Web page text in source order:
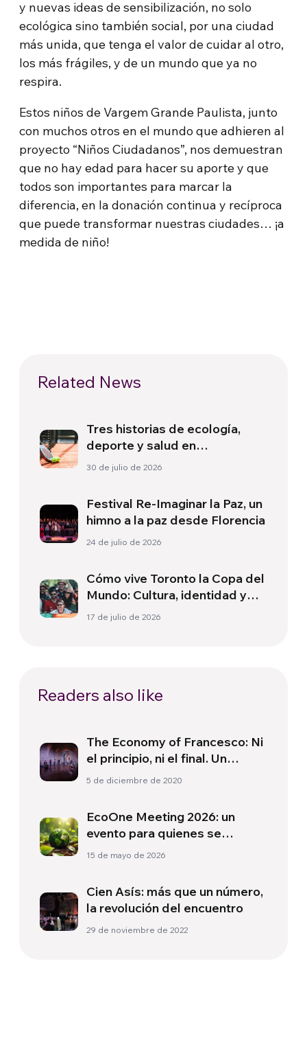
y nuevas ideas de sensibilización, no solo
ecológica sino también social, por una ciudad
más unida, que tenga el valor de cuidar al otro,
los más frágiles, y de un mundo que ya no
respira.
Estos niños de Vargem Grande Paulista, junto
con muchos otros en el mundo que adhieren al
proyecto “Niños Ciudadanos”, nos demuestran
que no hay edad para hacer su aporte y que
todos son importantes para marcar la
diferencia, en la donación continua y recíproca
que puede transformar nuestras ciudades… ¡a
medida de niño!
Related News
Tres historias de ecología,
deporte y salud en
Sudamérica
30 de julio de 2026
Festival Re-Imaginar la Paz, un
himno a la paz desde Florencia
24 de julio de 2026
Cómo vive Toronto la Copa del
Mundo: Cultura, identidad y
política más allá del terreno
17 de julio de 2026
Readers also like
The Economy of Francesco: Ni
el principio, ni el final. Un
proceso continuo
5 de diciembre de 2020
EcoOne Meeting 2026: un
evento para quienes se
preocupan por el planeta y sus
15 de mayo de 2026
Cien Asís: más que un número,
la revolución del encuentro
29 de noviembre de 2022